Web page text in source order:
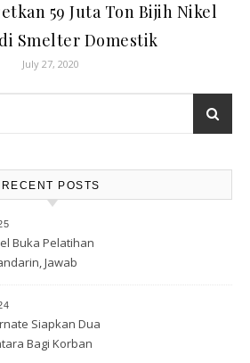
59 Juta Ton Bijih Nikel
Smelter Domestik
July 27, 2020
RECENT POSTS
Buka Pelatihan
Jawab
Siapkan Dua
Bagi Korban